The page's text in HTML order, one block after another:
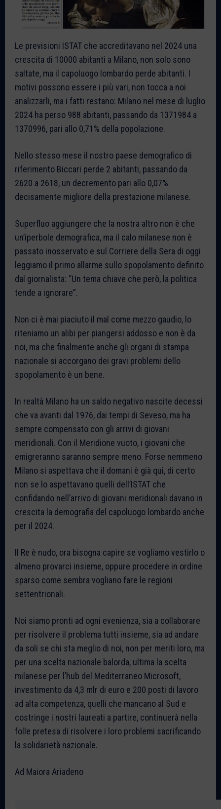
Le previsioni ISTAT che accreditavano nel 2024 una
crescita di 10000 abitanti a Milano, non solo sono
saltate, ma il capoluogo lombardo perde abitanti. I
motivi possono essere i più vari, non tocca a noi
analizzarli, ma i fatti restano: Milano nel mese di luglio
2024 ha perso 988 abitanti, passando da 1371984 a
1370996, pari allo 0,71% della popolazione.
Nello stesso mese il nostro paese demografico di
riferimento Biccari perde 2 abitanti, passando da
2620 a 2618, un decremento pari allo 0,07%
decisamente migliore della prestazione milanese.
Superfluo aggiungere che la nostra altro non è che
un’iperbole demografica, ma il calo milanese non è
passato inosservato e sul Corriere della Sera di oggi
leggiamo il primo allarme sullo spopolamento definito
dal giornalista: “Un tema chiave che però, la politica
tende a ignorare”.
Non ci è mai piaciuto il mal come mezzo gaudio, lo
riteniamo un alibi per piangersi addosso e non è da
noi, ma che finalmente anche gli organi di stampa
nazionale si accorgano dei gravi problemi dello
spopolamento è un bene.
In realtà Milano ha un saldo negativo nascite decessi
che va avanti dal 1976, dai tempi di Seveso, ma ha
sempre compensato con gli arrivi di giovani
meridionali. Con il Meridione vuoto, i giovani che
emigreranno saranno sempre meno. Forse nemmeno
Milano si aspettava che il domani è già qui, di certo
non se lo aspettavano quelli dell’ISTAT che
confidando nell’arrivo di giovani meridionali davano in
crescita la demografia del capoluogo lombardo anche
per il 2024.
Il Re è nudo, ora bisogna capire se vogliamo vestirlo o
almeno provarci insieme, oppure procedere in ordine
sparso come sembra vogliano fare le regioni
settentrionali.
Noi siamo pronti ad ogni evenienza, sia a collaborare
per risolvere il problema tutti insieme, sia ad andare
da soli se chi sta meglio di noi, non per meriti loro, ma
per una scelta nazionale balorda, ultima la scelta
milanese per l’hub del Mediterraneo Microsoft,
investimento da 4,3 mlr di euro e 200 posti di lavoro
ad alta competenza, quelli che mancano al Sud e
costringe i nostri laureati a partire, continuerà nella
folle pretesa di risolvere i loro problemi sacrificando
la solidarietà nazionale.
Ad Maiora Ariadeno